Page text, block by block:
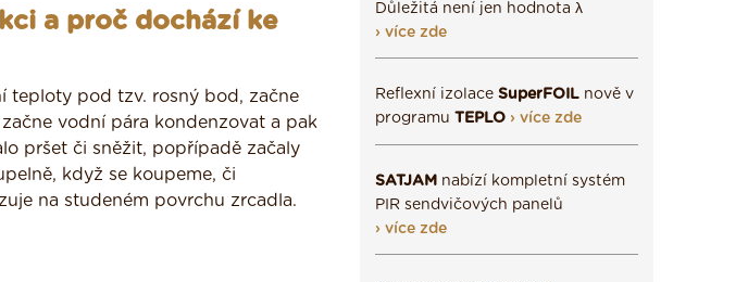
a proč dochází ke
teploty pod tzv. rosný bod, začne
vodní pára kondenzovat a pak
pršet či sněžit, popřípadě začaly
když se koupeme, či
na studeném povrchu zrcadla.
Důležitá není jen hodnota λ
› více zde
Reflexní izolace SuperFOIL nově v
programu TEPLO › více zde
SATJAM nabízí kompletní systém
PIR sendvičových panelů
› více zde